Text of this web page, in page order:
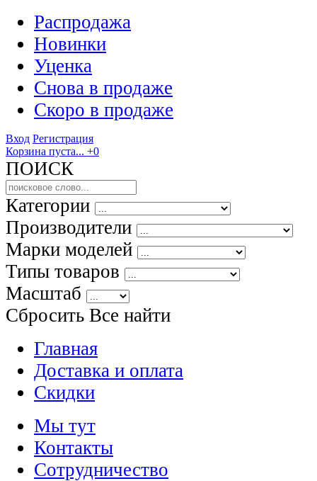
Распродажа
Новинки
Уценка
Снова в продаже
Скоро в продаже
Вход Регистрация
Корзина пуста... +0
ПОИСК
Категории
Производители
Марки моделей
Типы товаров
Масштаб
Сбросить Все найти
Главная
Доставка и оплата
Скидки
Мы тут
Контакты
Сотрудничество